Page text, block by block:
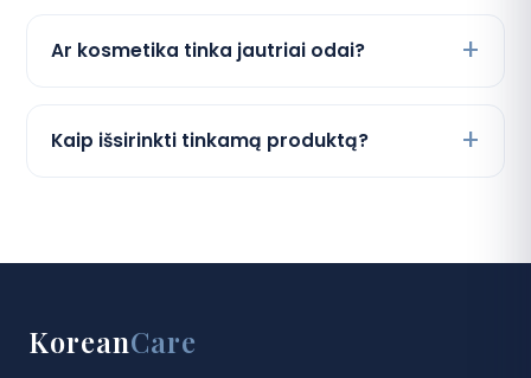
Ar kosmetika tinka jautriai odai?
Kaip išsirinkti tinkamą produktą?
KoreanCare